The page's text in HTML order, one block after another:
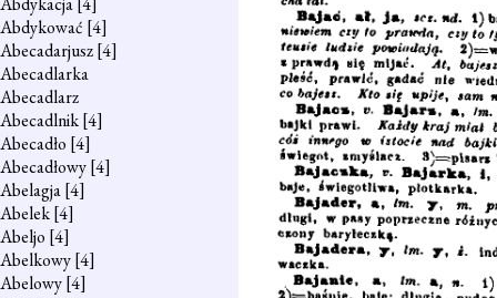
Abdykować [4]
Abecadarjusz[4]
Abecadlarka
Abecadlarz
Abecadlnik[4]
Abecadło [4]
Abecadłowy[4]
Abelagja[4]
Abelek[4]
Abeljo [4]
Abelkowy[4]
Abelowy[4]